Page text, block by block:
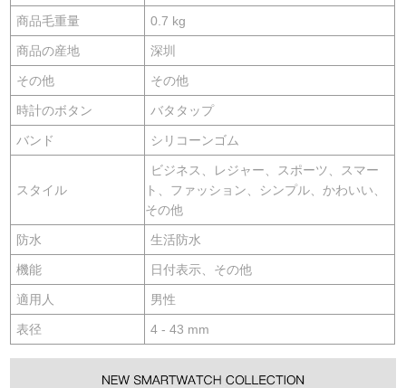
商品毛重量 0.7 kg
商品の産地 深圳
その他 その他
時計のボタン バタタップ
バンド シリコーンゴム
スタイル
ビジネス、レジャー、スポーツ、スマー
ト、ファッション、シンプル、かわいい、
その他
防水 生活防水
機能 日付表示、その他
適用人 男性
表径 4 - 43 mm